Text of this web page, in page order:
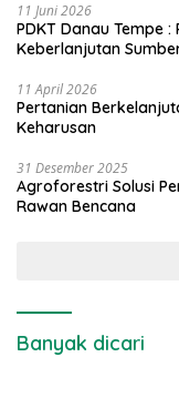
11 Juni 2026
PDKT Danau Tempe
Keberlanjutan
11 April 2026
Pertanian
Keharusan
31 Desember 2025
Agroforestri Solusi
Rawan Bencana
Banyak dicari